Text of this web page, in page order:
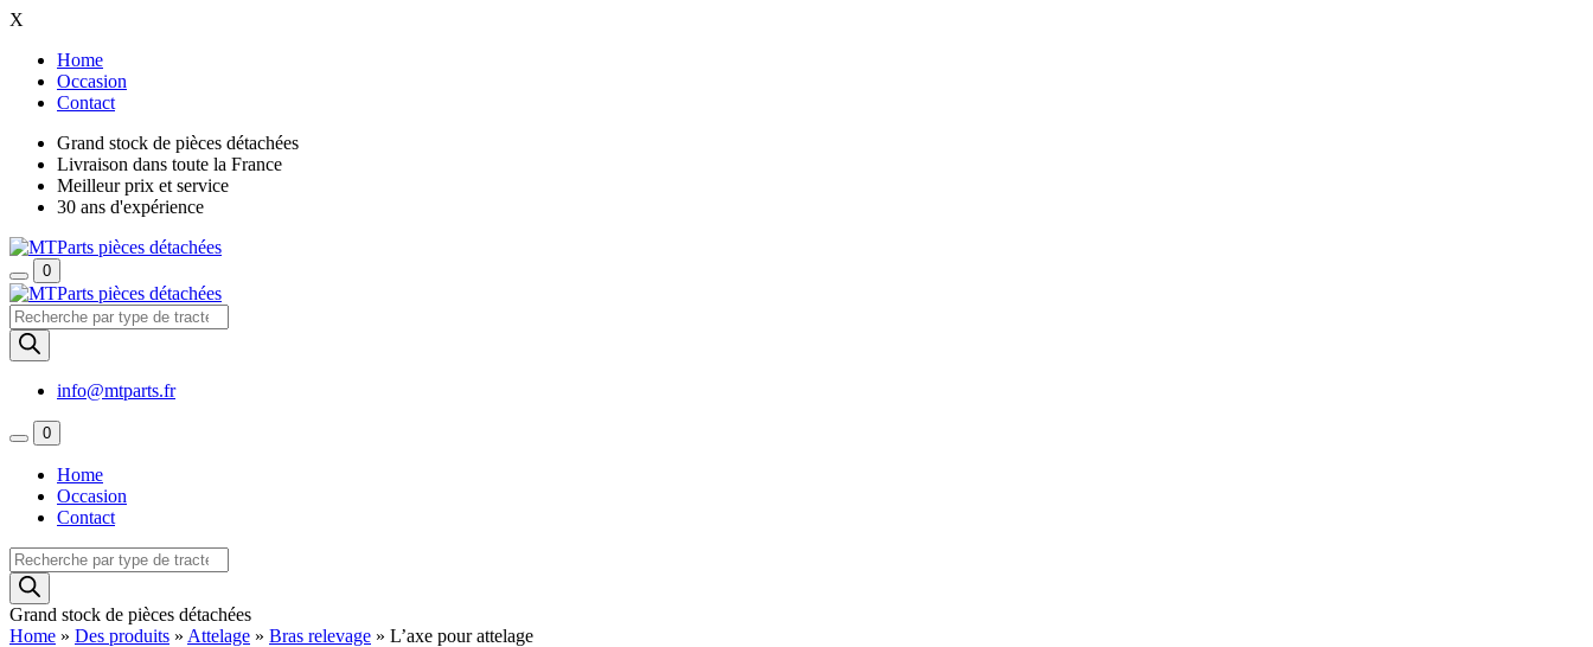
X
Home
Occasion
Contact
Grand stock de pièces détachées
Livraison dans toute la France
Meilleur prix et service
30 ans d'expérience
0
Recherche
de
produits
info@mtparts.fr
0
Home
Occasion
Contact
Recherche
de
produits
Grand stock de pièces détachées
Home » Des produits » Attelage » Bras relevage » L’axe pour attelage